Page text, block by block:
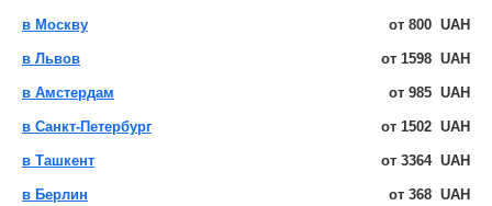
в Москву от 800 UAH
в Львов от 1598 UAH
в Амстердам от 985 UAH
в Санкт-Петербург от 1502 UAH
в Ташкент от 3364 UAH
в Берлин от 368 UAH